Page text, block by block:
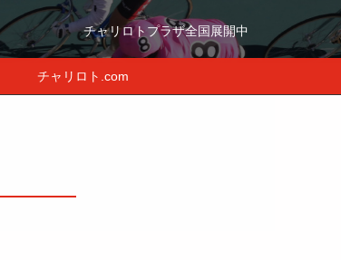
チャリロトプラザ全国展開中
チャリロト.com